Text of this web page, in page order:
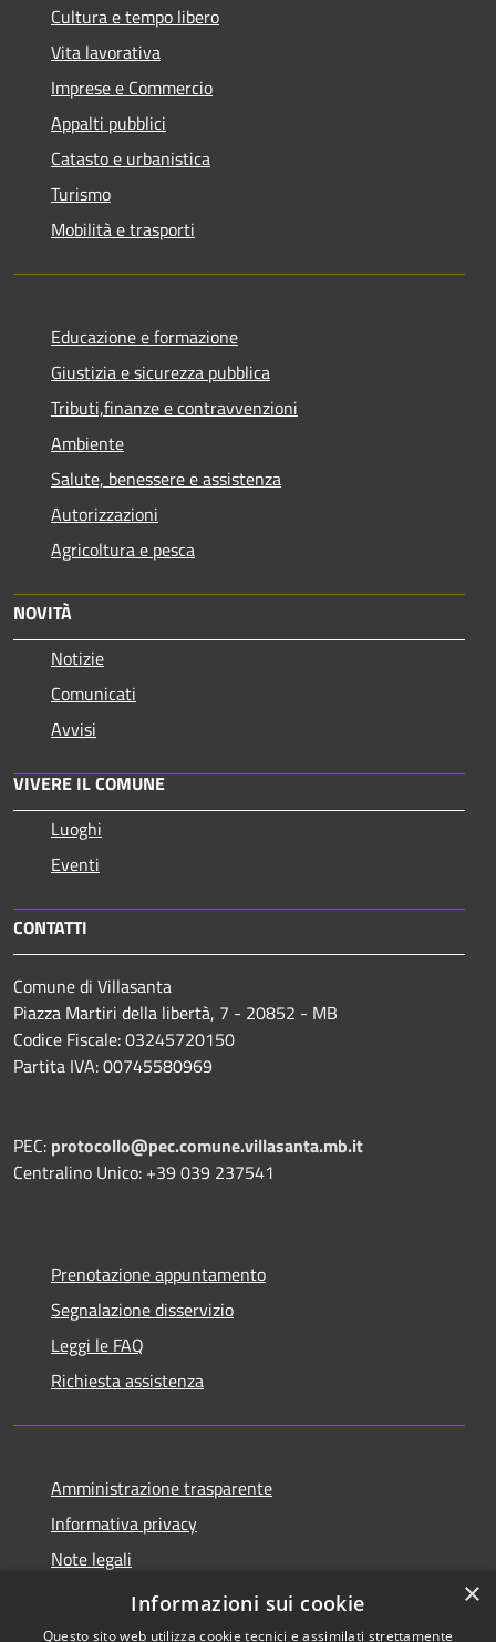
Cultura e tempo libero
Vita lavorativa
Imprese e Commercio
Appalti pubblici
Catasto e urbanistica
Turismo
Mobilità e trasporti
Educazione e formazione
Giustizia e sicurezza pubblica
Tributi,finanze e contravvenzioni
Ambiente
Salute, benessere e assistenza
Autorizzazioni
Agricoltura e pesca
NOVITÀ
Notizie
Comunicati
Avvisi
VIVERE IL COMUNE
Luoghi
Eventi
CONTATTI
Comune di Villasanta
Piazza Martiri della libertà, 7 - 20852 - MB
Codice Fiscale: 03245720150
Partita IVA: 00745580969
PEC: protocollo@pec.comune.villasanta.mb.it
Centralino Unico: +39 039 237541
Prenotazione appuntamento
Segnalazione disservizio
Leggi le FAQ
Richiesta assistenza
Amministrazione trasparente
Informativa privacy
Note legali
Dichiarazione di accessibilità
×
Informazioni sui cookie
Questo sito web utilizza cookie tecnici e assimilati strettamente